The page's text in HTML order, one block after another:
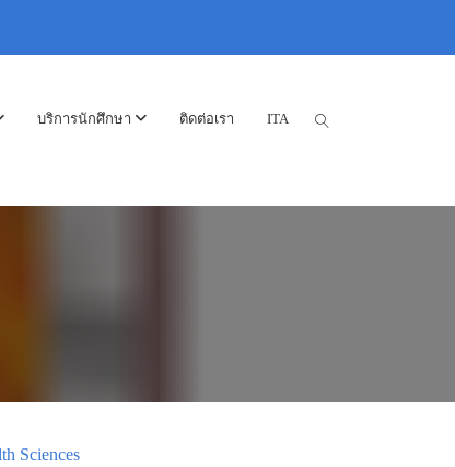
บริการนักศึกษา ติดต่อเรา ITA
Sciences